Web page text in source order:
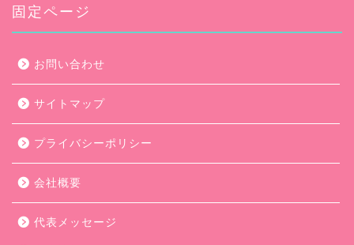
ブ
固定ページ
お問い合わせ
サイトマップ
プライバシーポリシー
会社概要
代表メッセージ